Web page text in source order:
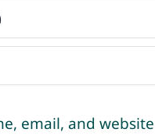
email, and